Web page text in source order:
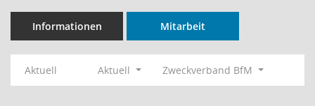
Informationen Mitarbeit
Aktuell Aktuell Zweckverband BfM